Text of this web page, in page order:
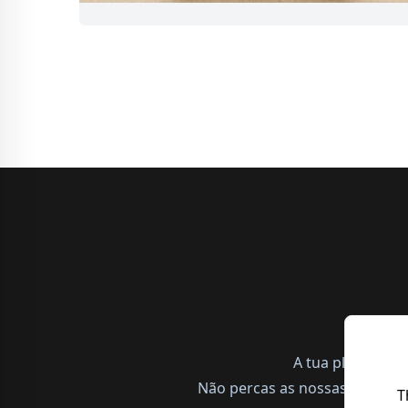
A tua
Não percas as nossas